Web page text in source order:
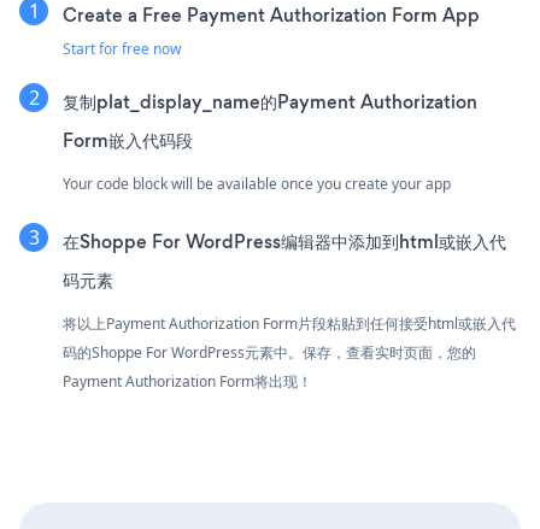
Create a Free Payment Authorization Form App
Start for free now
复制plat_display_name的Payment Authorization
Form嵌入代码段
Your code block will be available once you create your app
在Shoppe For WordPress编辑器中添加到html或嵌入代
码元素
将以上Payment Authorization Form片段粘贴到任何接受html或嵌入代
码的Shoppe For WordPress元素中。保存，查看实时页面，您的
Payment Authorization Form将出现！